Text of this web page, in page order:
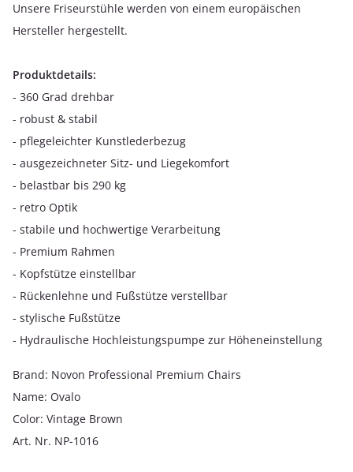
Unsere Friseurstühle werden von einem europäischen
Hersteller hergestellt.
Produktdetails:
- 360 Grad drehbar
- robust & stabil
- pflegeleichter Kunstlederbezug
- ausgezeichneter Sitz- und Liegekomfort
- belastbar bis 290 kg
- retro Optik
- stabile und hochwertige Verarbeitung
- Premium Rahmen
- Kopfstütze einstellbar
- Rückenlehne und Fußstütze verstellbar
- stylische Fußstütze
- Hydraulische Hochleistungspumpe zur Höheneinstellung
Brand: Novon Professional Premium Chairs
Name: Ovalo
Color: Vintage Brown
Art. Nr. NP-1016